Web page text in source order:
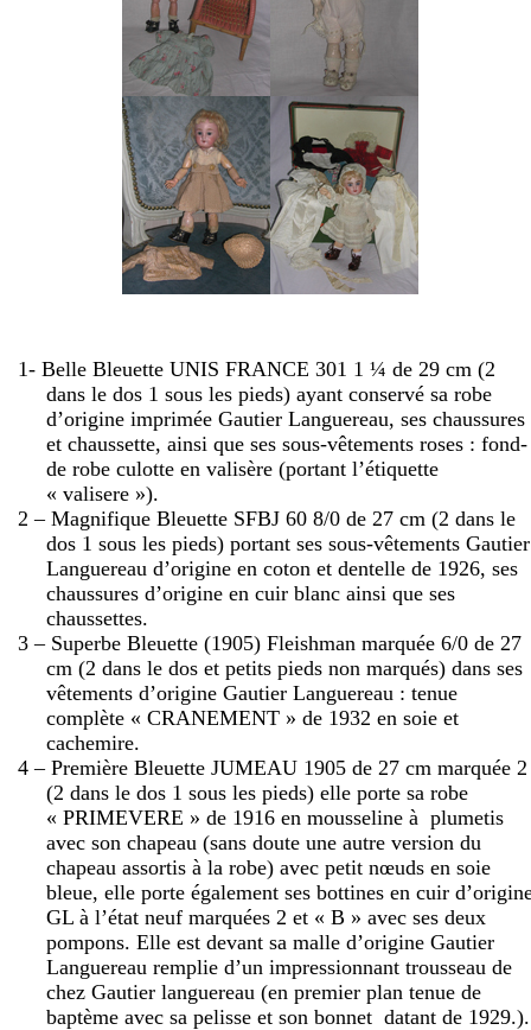
1- Belle Bleuette UNIS FRANCE 301 1 ¼ de 29 cm (2
dans le dos 1 sous les pieds) ayant conservé sa robe
d’origine imprimée Gautier Languereau, ses chaussures
et chaussette, ainsi que ses sous-vêtements roses : fond-
de robe culotte en valisère (portant l’étiquette
« valisere »).
2 – Magnifique Bleuette SFBJ 60 8/0 de 27 cm (2 dans le
dos 1 sous les pieds) portant ses sous-vêtements Gautier
Languereau d’origine en coton et dentelle de 1926, ses
chaussures d’origine en cuir blanc ainsi que ses
chaussettes.
3 – Superbe Bleuette (1905) Fleishman marquée 6/0 de 27
cm (2 dans le dos et petits pieds non marqués) dans ses
vêtements d’origine Gautier Languereau : tenue
complète « CRANEMENT » de 1932 en soie et
cachemire.
4 – Première Bleuette JUMEAU 1905 de 27 cm marquée 2
(2 dans le dos 1 sous les pieds) elle porte sa robe
« PRIMEVERE » de 1916 en mousseline à plumetis
avec son chapeau (sans doute une autre version du
chapeau assortis à la robe) avec petit nœuds en soie
bleue, elle porte également ses bottines en cuir
GL à l’état neuf marquées 2 et « B » avec ses deux
pompons. Elle est devant sa malle d’origine Gautier
Languereau remplie d’un impressionnant trousseau de
chez Gautier languereau (en premier plan tenue de
baptème avec sa pelisse et son bonnet datant de 1929.).